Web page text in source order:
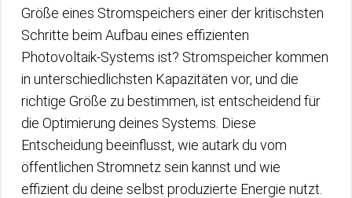
Größe eines Stromspeichers einer der kritischsten
Schritte beim Aufbau eines effizienten
Photovoltaik-Systems ist? Stromspeicher kommen
in unterschiedlichsten Kapazitäten vor, und die
richtige Größe zu bestimmen, ist entscheidend für
die Optimierung deines Systems. Diese
Entscheidung beeinflusst, wie autark du vom
öffentlichen Stromnetz sein kannst und wie
effizient du deine selbst produzierte Energie nutzt.